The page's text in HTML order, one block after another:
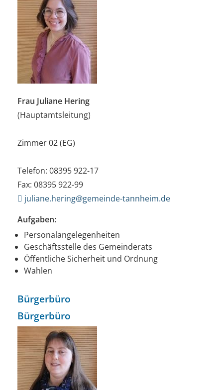
Frau Juliane Hering
(Hauptamtsleitung)
Zimmer 02 (EG)
Telefon: 08395 922-17
Fax: 08395 922-99
juliane.hering@gemeinde-tannheim.de
Aufgaben:
Personalangelegenheiten
Geschäftsstelle des Gemeinderats
Öffentliche Sicherheit und Ordnung
Wahlen
Bürgerbüro
Bürgerbüro